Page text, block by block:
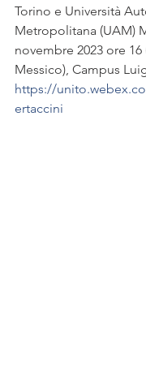
Torino e Università
Metropolitana (UAM)
novembre 2023 ore
Messico), Campus
https://
ertaccini